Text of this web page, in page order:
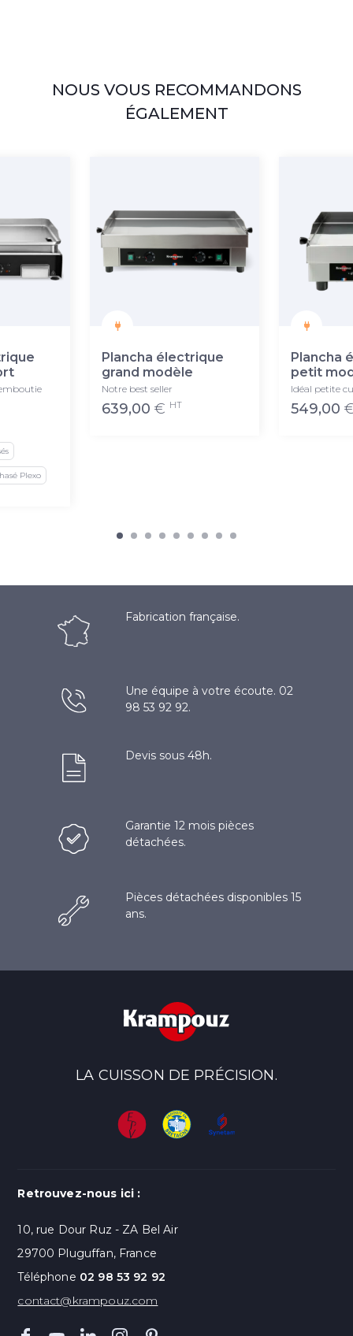
NOUS VOUS RECOMMANDONS
ÉGALEMENT
Plexo
Plancha électrique
grand modèle
Notre best seller
639,00 € HT
Plancha
petit
Idéal petite
549,00
Fabrication française.
Une équipe à votre écoute. 02
98 53 92 92.
Devis sous 48h.
Garantie 12 mois pièces
détachées.
Pièces détachées disponibles 15
ans.
LA CUISSON DE PRÉCISION.
Retrouvez-nous ici :
10, rue Dour Ruz - ZA Bel Air
29700 Pluguffan, France
Téléphone 02 98 53 92 92
contact@krampouz.com